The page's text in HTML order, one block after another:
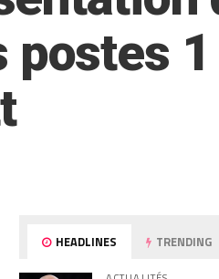
postes
HEADLINES TRENDING